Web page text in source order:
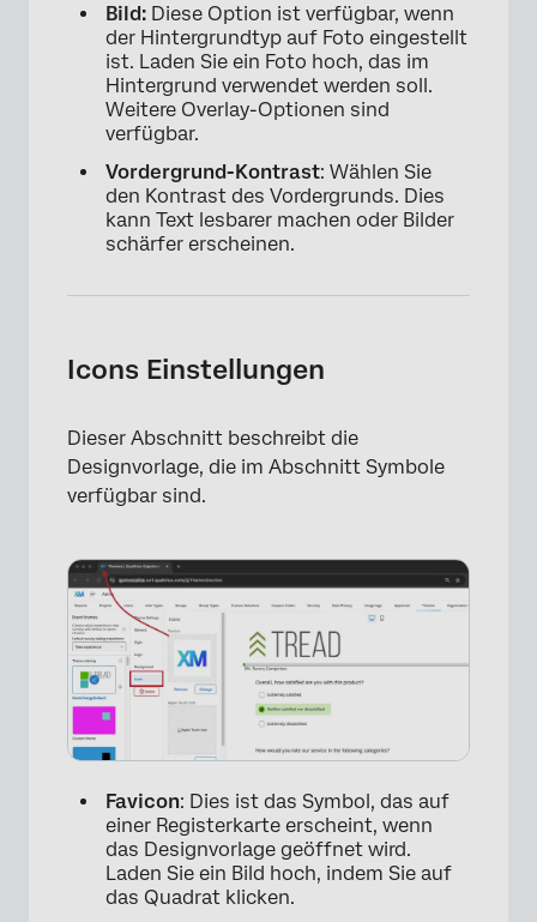
Bild: Diese Option ist verfügbar, wenn
der Hintergrundtyp auf Foto eingestellt
ist. Laden Sie ein Foto hoch, das im
Hintergrund verwendet werden soll.
Weitere Overlay-Optionen sind
verfügbar.
Vordergrund-Kontrast: Wählen Sie
den Kontrast des Vordergrunds. Dies
kann Text lesbarer machen oder Bilder
schärfer erscheinen.
Icons Einstellungen
Dieser Abschnitt beschreibt die
Designvorlage, die im Abschnitt Symbole
verfügbar sind.
Favicon: Dies ist das Symbol, das auf
einer Registerkarte erscheint, wenn
das Designvorlage geöffnet wird.
Laden Sie ein Bild hoch, indem Sie auf
das Quadrat klicken.